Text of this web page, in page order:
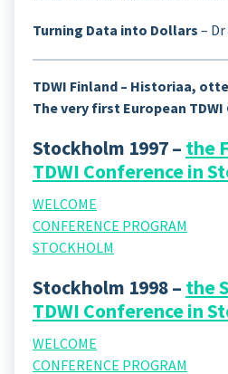
Turning Data into Dollars – Dr
TDWI Finland – Historiaa,
The very first European
Stockholm 1997 – the
TDWI Conference in
WELCOME
CONFERENCE PROGRAM
STOCKHOLM
Stockholm 1998 – the
TDWI Conference in
WELCOME
CONFERENCE PROGRAM